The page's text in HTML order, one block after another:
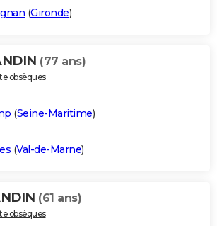
(Gironde)
(77 ans)
obsèques
(Seine-Maritime)
(Val-de-Marne)
(61 ans)
obsèques